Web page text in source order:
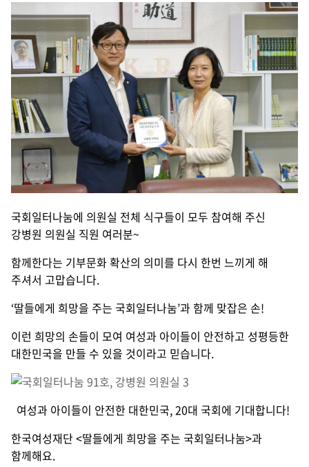
국회일터나눔에 의원실 전체 식구들이 모두 참여해 주신
강병원 의원실 직원 여러분~
함께한다는 기부문화 확산의 의미를 다시 한번 느끼게 해
주셔서 고맙습니다.
‘딸들에게 희망을 주는 국회일터나눔’과 함께 맞잡은 손!
이런 희망의 손들이 모여 여성과 아이들이 안전하고 성평등한
대한민국을 만들 수 있을 것이라고 믿습니다.
여성과 아이들이 안전한 대한민국, 20대 국회에 기대합니다!
한국여성재단 <딸들에게 희망을 주는 국회일터나눔>과
함께해요.